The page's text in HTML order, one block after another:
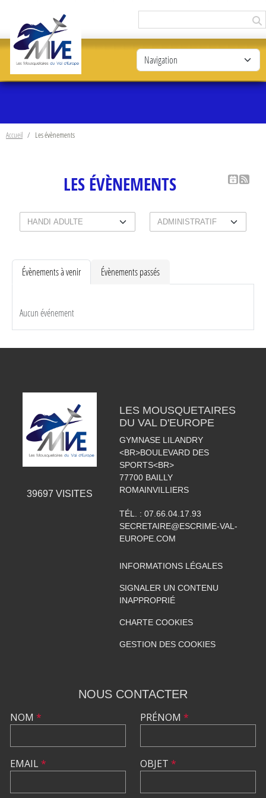
Accueil Les évènements
LES ÉVÈNEMENTS
Évènements à venir Évènements passés
Aucun événement
39697 VISITES
LES MOUSQUETAIRES
DU VAL D'EUROPE
GYMNASE LILANDRY
<BR>BOULEVARD DES
SPORTS<BR>
77700 BAILLY
ROMAINVILLIERS
TÉL. : 07.66.04.17.93
SECRETAIRE@ESCRIME-VAL-
EUROPE.COM
INFORMATIONS LÉGALES
SIGNALER UN CONTENU
INAPPROPRIÉ
CHARTE COOKIES
GESTION DES COOKIES
NOUS CONTACTER
NOM *
EMAIL*
PRÉNOM *
OBJET *